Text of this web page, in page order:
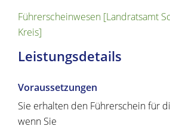
Führerscheinwesen [Landratsamt
Kreis]
Leistungsdetails
Voraussetzungen
Sie erhalten den Führerschein für
wenn Sie